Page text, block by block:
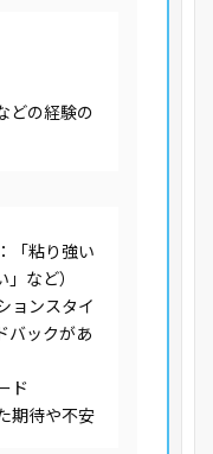
どの経験の
「粘り強い
など）
ョンスタイ
バックがあ
ド
期待や不安